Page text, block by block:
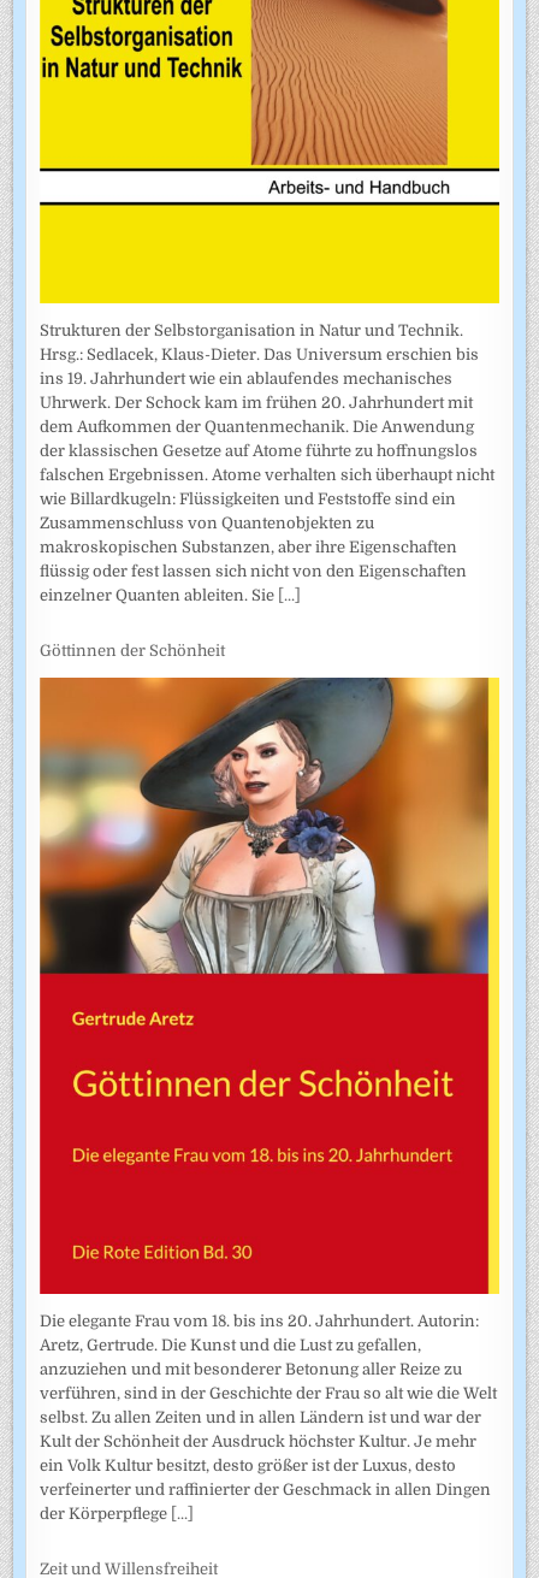
Strukturen der Selbstorganisation in Natur und Technik.
Hrsg.: Sedlacek, Klaus-Dieter. Das Universum erschien bis
ins 19. Jahrhundert wie ein ablaufendes mechanisches
Uhrwerk. Der Schock kam im frühen 20. Jahrhundert mit
dem Aufkommen der Quantenmechanik. Die Anwendung
der klassischen Gesetze auf Atome führte zu hoffnungslos
falschen Ergebnissen. Atome verhalten sich überhaupt nicht
wie Billardkugeln: Flüssigkeiten und Feststoffe sind ein
Zusammenschluss von Quantenobjekten zu
makroskopischen Substanzen, aber ihre Eigenschaften
flüssig oder fest lassen sich nicht von den Eigenschaften
einzelner Quanten ableiten. Sie [...]
Göttinnen der Schönheit
Die elegante Frau vom 18. bis ins 20. Jahrhundert. Autorin:
Aretz, Gertrude. Die Kunst und die Lust zu gefallen,
anzuziehen und mit besonderer Betonung aller Reize zu
verführen, sind in der Geschichte der Frau so alt wie die Welt
selbst. Zu allen Zeiten und in allen Ländern ist und war der
Kult der Schönheit der Ausdruck höchster Kultur. Je mehr
ein Volk Kultur besitzt, desto größer ist der Luxus, desto
verfeinerter und raffinierter der Geschmack in allen Dingen
der Körperpflege [...]
Zeit und Willensfreiheit